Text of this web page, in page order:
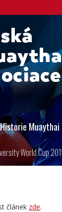
Historie Muaythai
World Cup
článek zde.